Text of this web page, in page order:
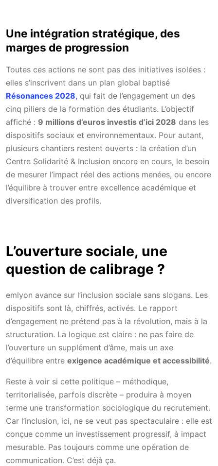
Une intégration stratégique, des
marges de progression
Toutes ces actions ne sont pas des initiatives isolées :
elles s’inscrivent dans un plan global baptisé
Résonances 2028, qui fait de l’engagement un des
cinq piliers de la formation des étudiants. L’objectif
affiché : 9 millions d’euros investis d’ici 2028 dans les
dispositifs sociaux et environnementaux. Pour autant,
plusieurs chantiers restent ouverts : la création d’un
Centre Solidarité & Inclusion encore en cours, le besoin
de mesurer l’impact réel des actions menées, ou encore
l’équilibre à trouver entre excellence académique et
diversification des profils.
L’ouverture sociale, une
question de calibrage ?
emlyon avance sur l’inclusion sociale sans slogans. Les
dispositifs sont là, chiffrés, activés. Le rapport
d’engagement ne prétend pas à la révolution, mais à la
structuration. La logique est claire : ne pas faire de
l’ouverture un supplément d’âme, mais un axe
d’équilibre entre exigence académique et accessibilité.
Reste à voir si cette politique – méthodique,
territorialisée, parfois discrète – produira à moyen
terme une transformation sociologique du recrutement.
Car l’inclusion, ici, ne se veut pas spectaculaire : elle est
conçue comme un investissement progressif, à impact
mesurable. Pas toujours comme une opération de
communication. C’est déjà ça.